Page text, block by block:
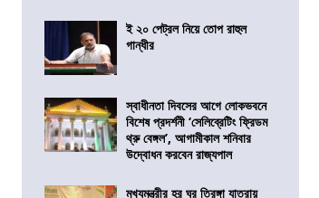
ই ২০ পেট্রল নিয়ে তোপ রাহুল
গান্ধীর
স্বাধীনতা দিবসের আগে লোকভবনে
বিশেষ প্রদর্শনী ‘সেলিব্রেটিং ফ্রিডম
থ্রু বেঙ্গল’, আগামীকাল শনিবার
উদ্বোধন করবেন রাজ্যপাল
মুখ্যমন্ত্রীর হর ঘর তিরঙ্গা যাত্রায়